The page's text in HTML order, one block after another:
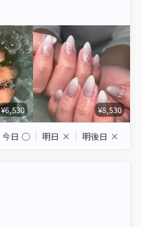
¥6,530 ¥8,530
今日 ◯ 明日 × 明後日 ×